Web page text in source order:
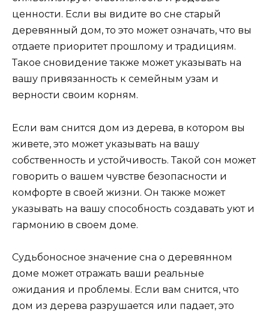
ценности. Если вы видите во сне старый
деревянный дом, то это может означать, что вы
отдаете приоритет прошлому и традициям.
Такое сновидение также может указывать на
вашу привязанность к семейным узам и
верности своим корням.
Если вам снится дом из дерева, в котором вы
живете, это может указывать на вашу
собственность и устойчивость. Такой сон может
говорить о вашем чувстве безопасности и
комфорте в своей жизни. Он также может
указывать на вашу способность создавать уют и
гармонию в своем доме.
Судьбоносное значение сна о деревянном
доме может отражать ваши реальные
ожидания и проблемы. Если вам снится, что
дом из дерева разрушается или падает, это